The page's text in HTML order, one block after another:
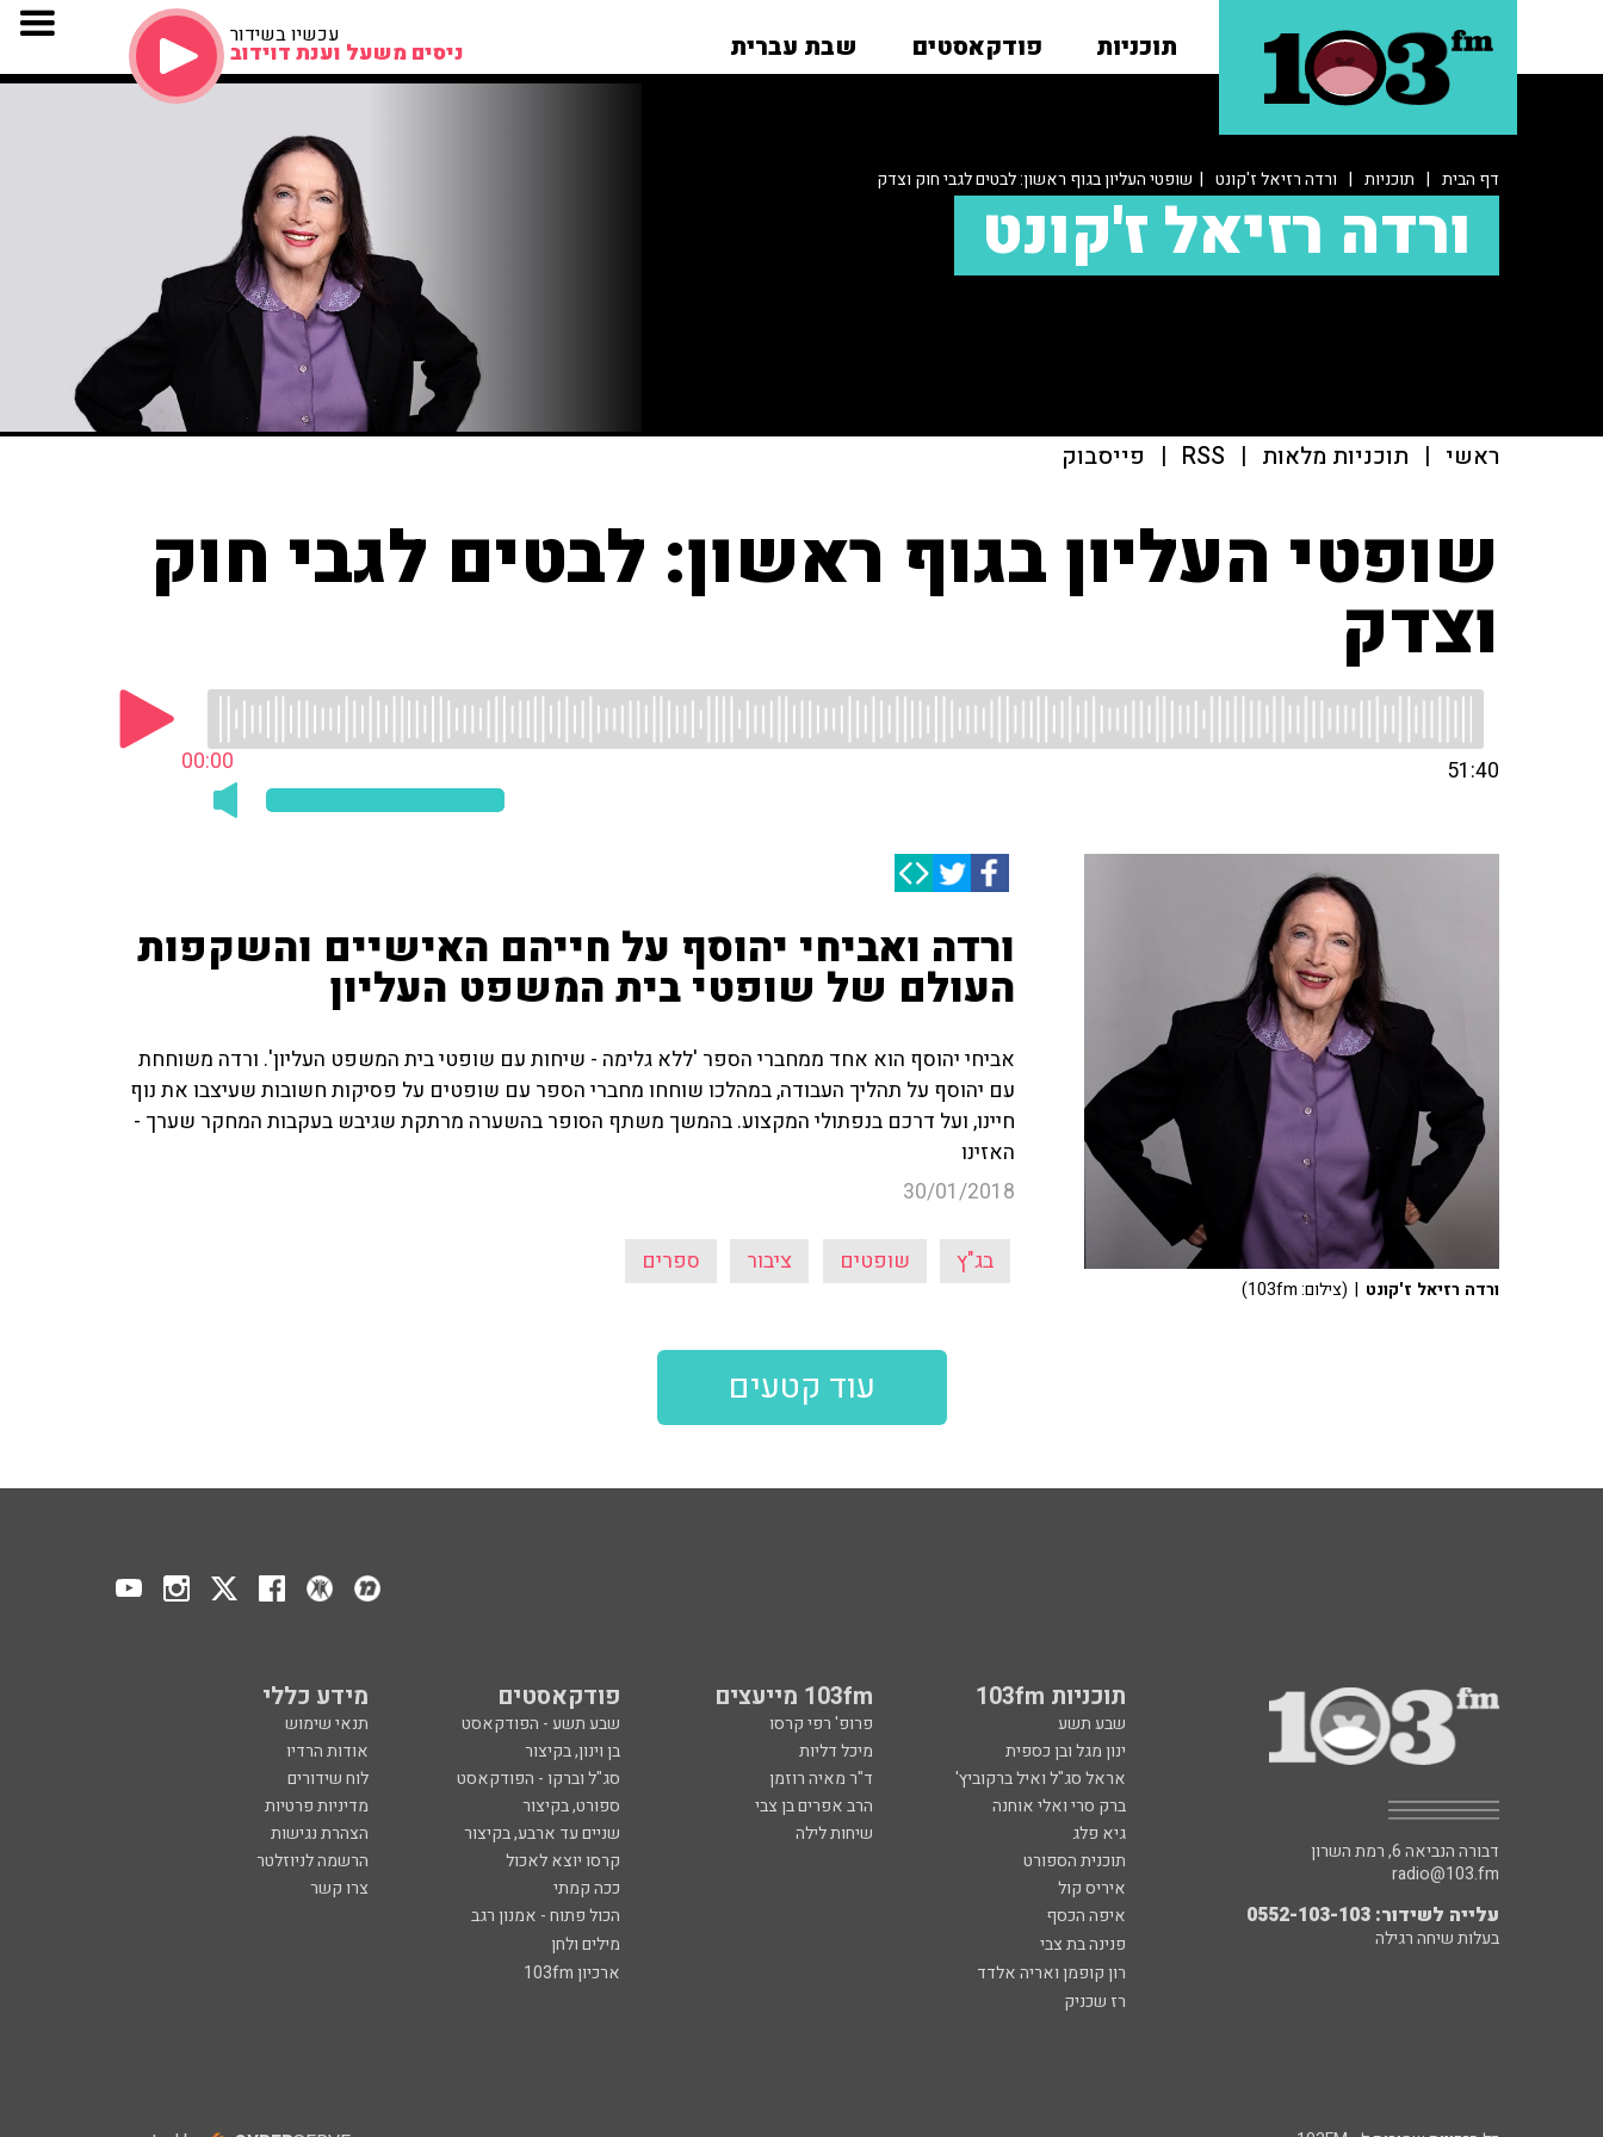
תוכניות פודקאסטים שבת עברית עכשיו בשידור
ניסים משעל וענת דוידוב
דף הבית | תוכניות | ורדה רזיאל ז'קונט | שופטי העליון בגוף ראשון: לבטים לגבי חוק וצדק
ורדה רזיאל ז'קונט
ראשי | תוכניות מלאות |
RSS
| פייסבוק
שופטי העליון בגוף ראשון: לבטים לגבי חוק
וצדק
00:00 51:40
ורדה ואביחי יהוסף על חייהם האישיים והשקפות
העולם של שופטי בית המשפט העליון
אביחי יהוסף הוא אחד ממחברי הספר 'ללא גלימה - שיחות עם שופטי בית המשפט העליון'. ורדה משוחחת
עם יהוסף על תהליך העבודה, במהלכו שוחחו מחברי הספר עם שופטים על פסיקות חשובות שעיצבו את נוף
חיינו, ועל דרכם בנפתולי המקצוע. בהמשך משתף הסופר בהשערה מרתקת שגיבש בעקבות המחקר שערך -
האזינו
30/01/2018
בג"ץ שופטים ציבור ספרים
ורדה רזיאל ז'קונט | (צילום: 103fm)
עוד קטעים
תוכניות 103fm 103fm מייעצים פודקאסטים מידע כללי
שבע תשע פרופ' רפי קרסו שבע תשע - הפודקאסט
תנאי שימוש
ינון מגל ובן כספית
מיכל דליות בן וינון, בקיצור
אודות הרדיו
אראל סג"ל ואיל ברקוביץ'
ד"ר מאיה רוזמן סג"ל וברקו - הפודקאסט
לוח שידורים
ברק סרי ואלי אוחנה
הרב אפרים בן צבי ספורט, בקיצור
מדיניות פרטיות
גיא פלג
שיחות לילה שניים עד ארבע, בקיצור
הצהרת נגישות
תוכנית הספורט
קרסו יוצא לאכול
הרשמה לניוזלטר
איריס קול
ככה קמתי
צרו קשר
איפה הכסף
הכול פתוח - אמנון רגב
פנינה בת צבי
מילים ולחן
רון קופמן ואריה אלדד
ארכיון 103fm
רז שכניק
דבורה הנביאה 6, רמת השרון
radio@103.fm
עלייה לשידור: 0552-103-103
בעלות שיחה רגילה